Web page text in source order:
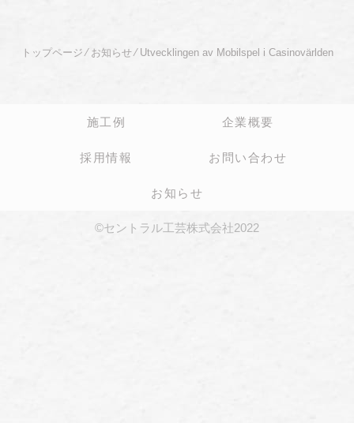
トップページ ⁄ お知らせ⁄ Utvecklingen av Mobilspel i Casinovärlden
施工例 企業概要
採用情報 お問い合わせ
お知らせ
©セントラル工芸株式会社2022